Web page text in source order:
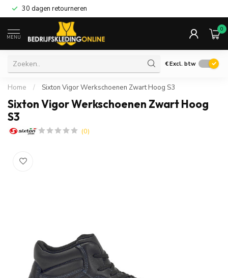
30 dagen retourneren
MENU
0
€Excl. btw
Home / Sixton Vigor Werkschoenen Zwart Hoog S3
Sixton Vigor Werkschoenen Zwart Hoog
S3
(0)